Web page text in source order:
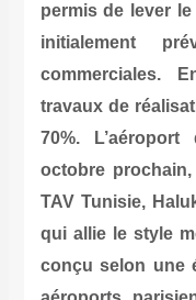
permis de lever
initialement
commerciales.
travaux de
70%.
octobre
TAV Tunisie,
qui allie le style
conçu selon une